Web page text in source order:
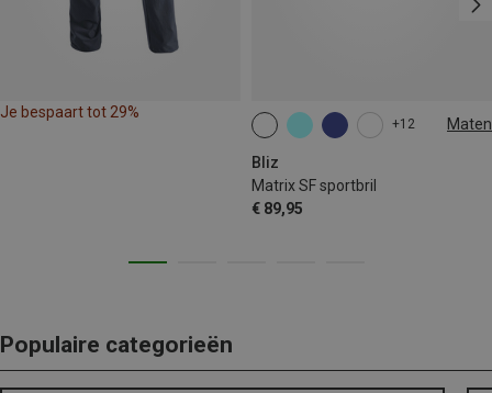
Je bespaart tot 29%
+12 Maten
Bliz
Matrix SF sportbril
€ 89,95
ONE SIZE
Populaire categorieën